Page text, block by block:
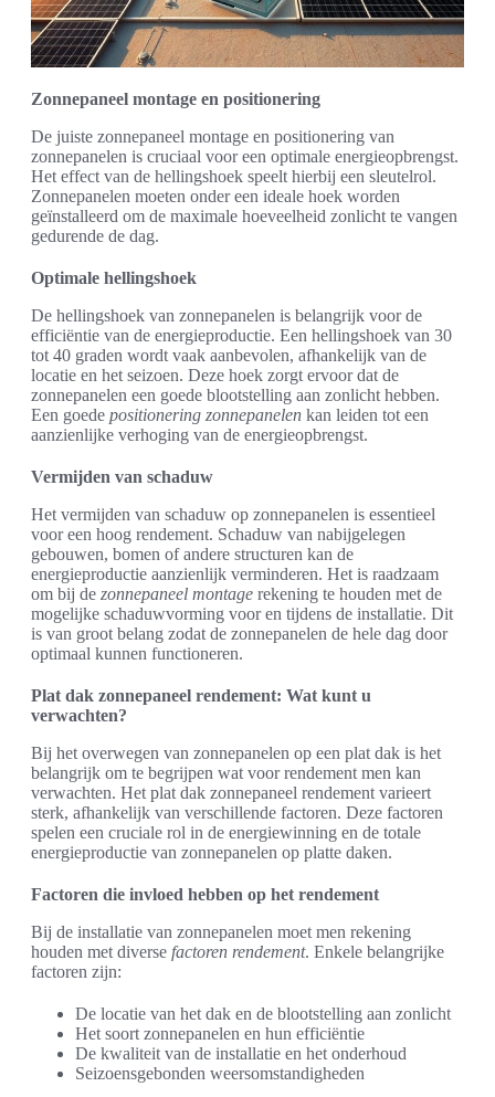
Zonnepaneel montage en positionering
De juiste zonnepaneel montage en positionering van
zonnepanelen is cruciaal voor een optimale energieopbrengst.
Het effect van de hellingshoek speelt hierbij een sleutelrol.
Zonnepanelen moeten onder een ideale hoek worden
geïnstalleerd om de maximale hoeveelheid zonlicht te vangen
gedurende de dag.
Optimale hellingshoek
De hellingshoek van zonnepanelen is belangrijk voor de
efficiëntie van de energieproductie. Een hellingshoek van 30
tot 40 graden wordt vaak aanbevolen, afhankelijk van de
locatie en het seizoen. Deze hoek zorgt ervoor dat de
zonnepanelen een goede blootstelling aan zonlicht hebben.
Een goede positionering zonnepanelen kan leiden tot een
aanzienlijke verhoging van de energieopbrengst.
Vermijden van schaduw
Het vermijden van schaduw op zonnepanelen is essentieel
voor een hoog rendement. Schaduw van nabijgelegen
gebouwen, bomen of andere structuren kan de
energieproductie aanzienlijk verminderen. Het is raadzaam
om bij de zonnepaneel montage rekening te houden met de
mogelijke schaduwvorming voor en tijdens de installatie. Dit
is van groot belang zodat de zonnepanelen de hele dag door
optimaal kunnen functioneren.
Plat dak zonnepaneel rendement: Wat kunt u
verwachten?
Bij het overwegen van zonnepanelen op een plat dak is het
belangrijk om te begrijpen wat voor rendement men kan
verwachten. Het plat dak zonnepaneel rendement varieert
sterk, afhankelijk van verschillende factoren. Deze factoren
spelen een cruciale rol in de energiewinning en de totale
energieproductie van zonnepanelen op platte daken.
Factoren die invloed hebben op het rendement
Bij de installatie van zonnepanelen moet men rekening
houden met diverse factoren rendement. Enkele belangrijke
factoren zijn:
De locatie van het dak en de blootstelling aan zonlicht
Het soort zonnepanelen en hun efficiëntie
De kwaliteit van de installatie en het onderhoud
Seizoensgebonden weersomstandigheden